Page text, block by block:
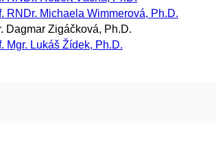
RNDr. Michaela Wimmerová, Ph.D.
Dagmar Zigáčková, Ph.D.
Mgr. Lukáš Žídek, Ph.D.